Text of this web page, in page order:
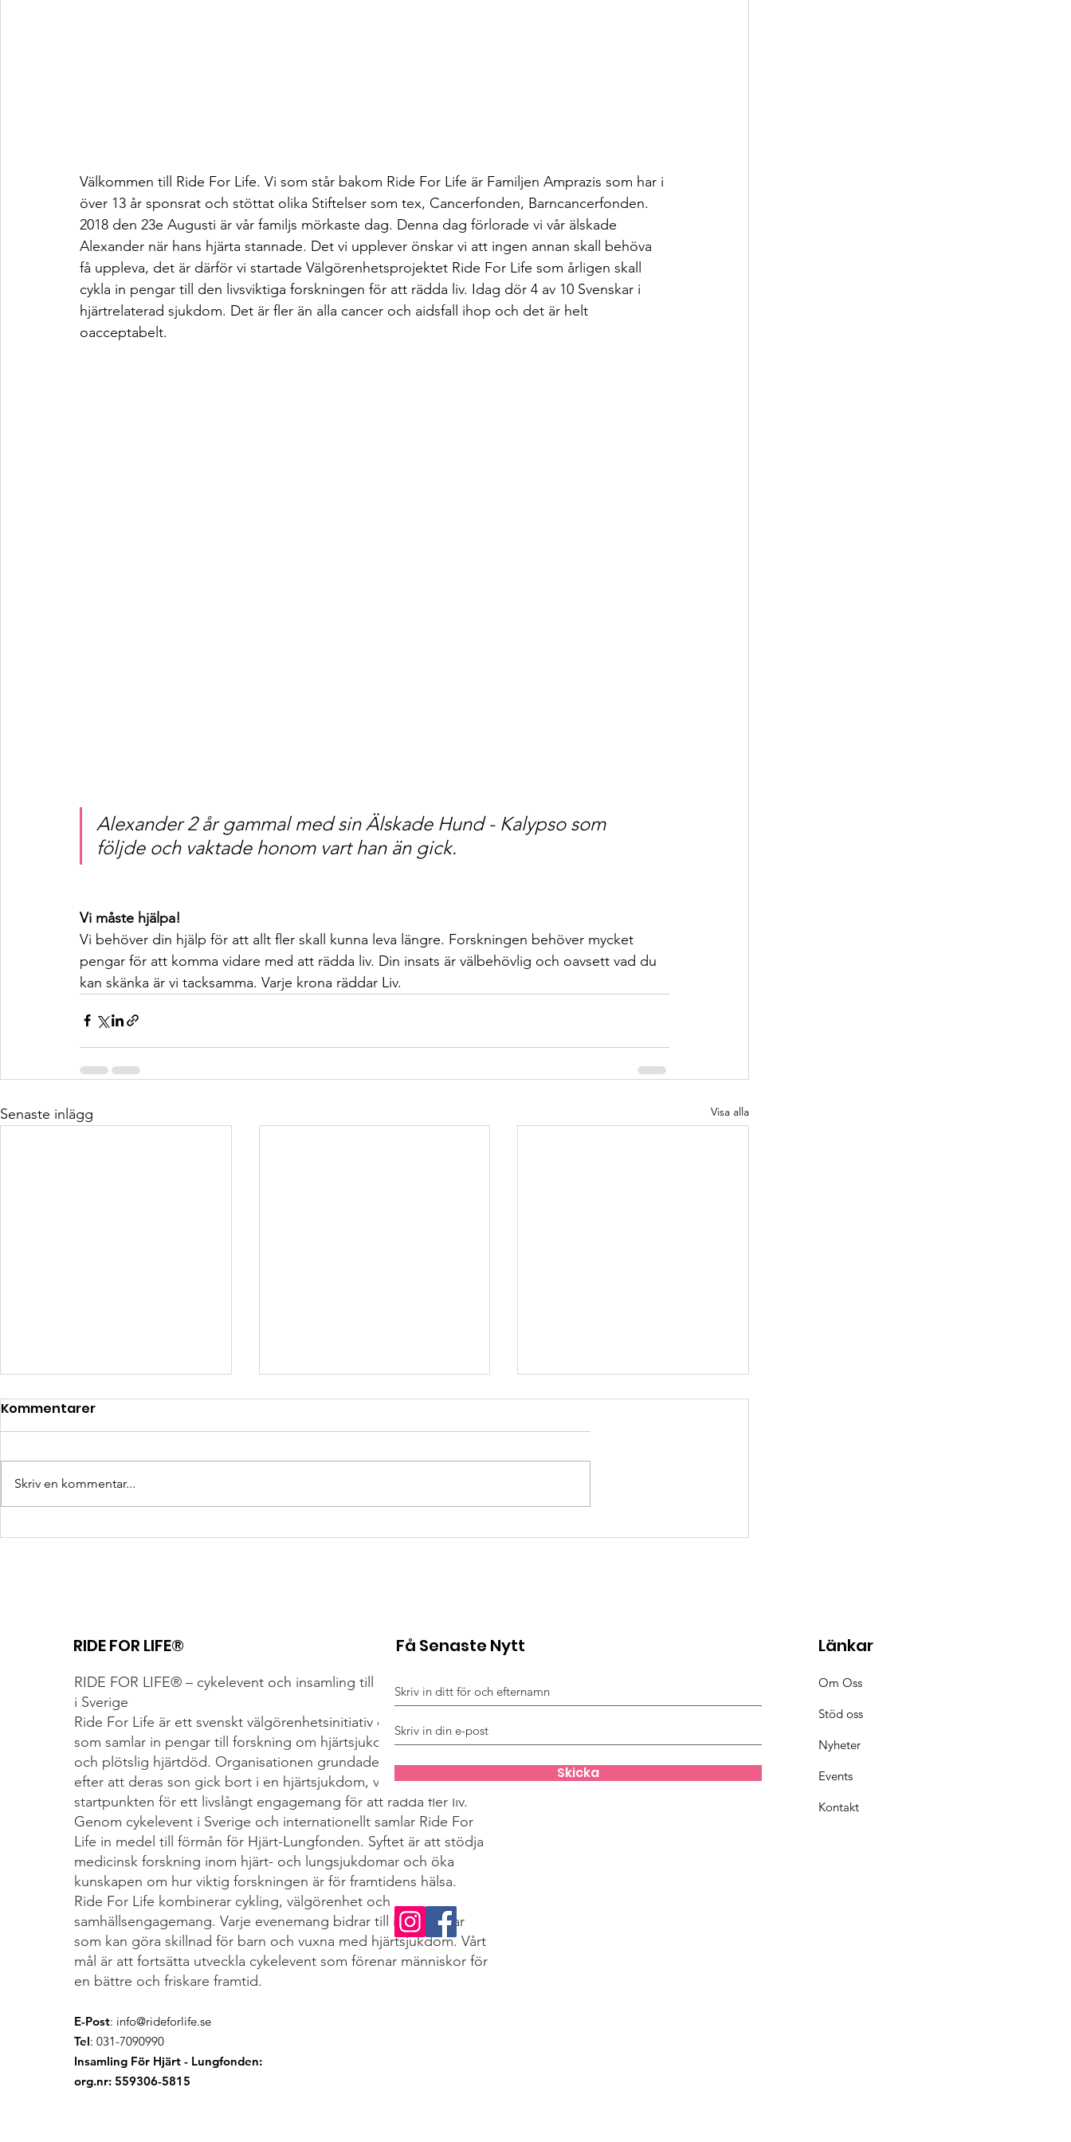
Välkommen till Ride For Life. Vi som står bakom Ride For Life är Familjen Amprazis som har i
över 13 år sponsrat och stöttat olika Stiftelser som tex, Cancerfonden, Barncancerfonden.
2018 den 23e Augusti är vår familjs mörkaste dag. Denna dag förlorade vi vår älskade
Alexander när hans hjärta stannade. Det vi upplever önskar vi att ingen annan skall behöva
få uppleva, det är därför vi startade Välgörenhetsprojektet Ride For Life som årligen skall
cykla in pengar till den livsviktiga forskningen för att rädda liv. Idag dör 4 av 10 Svenskar i
hjärtrelaterad sjukdom. Det är fler än alla cancer och aidsfall ihop och det är helt
oacceptabelt.
Alexander 2 år gammal med sin Älskade Hund - Kalypso som
följde och vaktade honom vart han än gick.
Vi måste hjälpa!
Vi behöver din hjälp för att allt fler skall kunna leva längre. Forskningen behöver mycket
pengar för att komma vidare med att rädda liv. Din insats är välbehövlig och oavsett vad du
kan skänka är vi tacksamma. Varje krona räddar Liv.
Senaste inlägg Visa alla
HERMES – När en enkel idé
Främlingar första dagen
Håll ut – våren väntar i
Kommentarer
Skriv en kommentar...
RIDE FOR LIFE®
RIDE FOR LIFE® – cykelevent och insamling till Hjärt-Lungfonden
i Sverige
Ride For Life är ett svenskt välgörenhetsinitiativ och cykelevent
som samlar in pengar till forskning om hjärtsjukdom, hjärtstopp
och plötslig hjärtdöd. Organisationen grundades av föräldrar
efter att deras son gick bort i en hjärtsjukdom, vilket blev
startpunkten för ett livslångt engagemang för att rädda fler liv.
Genom cykelevent i Sverige och internationellt samlar Ride For
Life in medel till förmån för Hjärt-Lungfonden. Syftet är att stödja
medicinsk forskning inom hjärt- och lungsjukdomar och öka
kunskapen om hur viktig forskningen är för framtidens hälsa.
Ride For Life kombinerar cykling, välgörenhet och
samhällsengagemang. Varje evenemang bidrar till insamlingar
som kan göra skillnad för barn och vuxna med hjärtsjukdom. Vårt
mål är att fortsätta utveckla cykelevent som förenar människor för
en bättre och friskare framtid.
E-Post: info@rideforlife.se
Tel: 031-7090990
Insamling För Hjärt - Lungfonden:
org.nr: 559306-5815
Få Senaste Nytt
Skicka
Länkar
Om Oss
Stöd oss
Nyheter
Events
Kontakt